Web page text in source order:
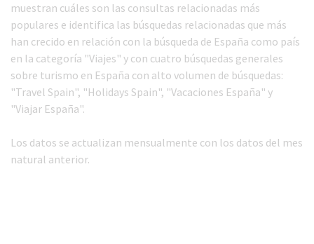
muestran cuáles son las consultas relacionadas más
populares e identifica las búsquedas relacionadas que más
han crecido en relación con la búsqueda de España como país
en la categoría "Viajes" y con cuatro búsquedas generales
sobre turismo en España con alto volumen de búsquedas:
"Travel Spain", "Holidays Spain", "Vacaciones España" y
"Viajar España".
Los datos se actualizan mensualmente con los datos del mes
natural anterior.